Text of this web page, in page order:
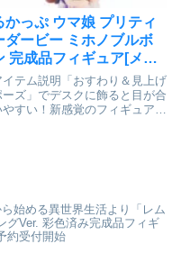
かっぷ ウマ娘 プリティ
ダービー ミホノブルボ
完成品フィギュア[メガ
ウス]が予約受付開始
イテム説明「おすわり＆見上げ
ーズ」でデスクに飾ると目が合
やすい！新感覚のフィギュアシ
始める異世界生活より「レム
グVer. 彩色済み完成品フィギ
約受付開始